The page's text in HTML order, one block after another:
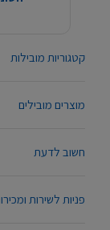
קטגוריות מובילות
מוצרים מובילים
חשוב לדעת
פניות לשירות